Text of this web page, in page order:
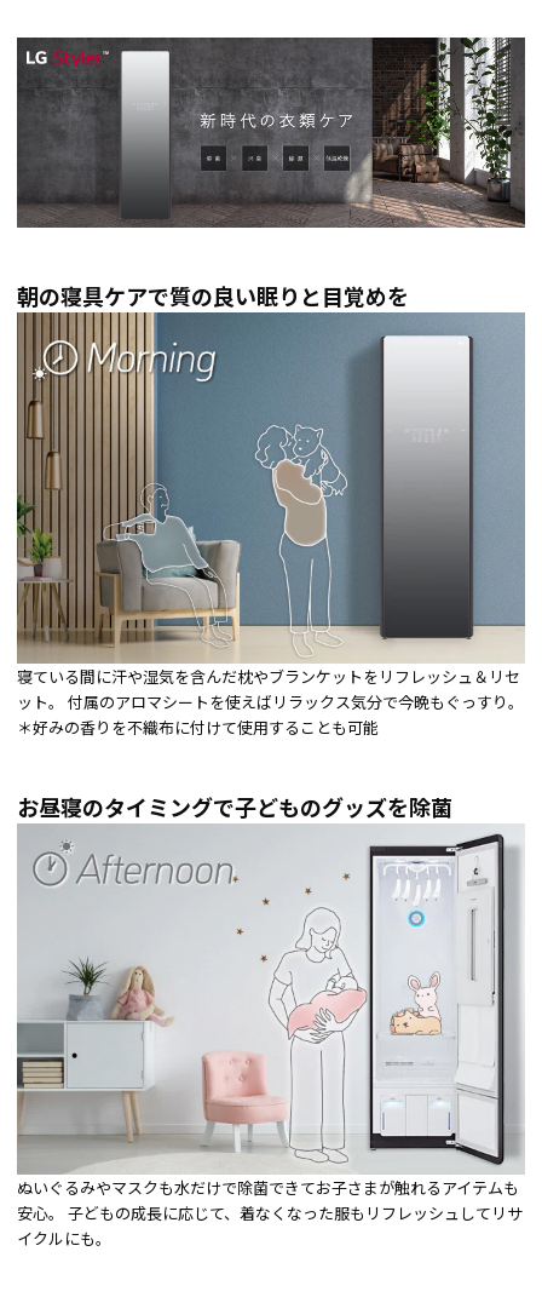
朝の寝具ケアで質の良い眠りと目覚めを
寝ている間に汗や湿気を含んだ枕やブランケットをリフレッシュ＆リセ
ット。 付属のアロマシートを使えばリラックス気分で今晩もぐっすり。
＊好みの香りを不織布に付けて使用することも可能
お昼寝のタイミングで子どものグッズを除菌
ぬいぐるみやマスクも水だけで除菌できてお子さまが触れるアイテムも
安心。 子どもの成長に応じて、着なくなった服もリフレッシュしてリサ
イクルにも。